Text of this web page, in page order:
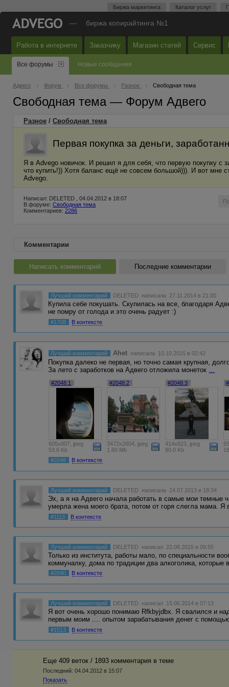
Биржа маркетинга Каталог услуг
— биржа копирайтинга №1
Работа в интернете Заказчику Магазин статей Сервис
Все форумы Новые сообщения
Адвего Форум Все форумы Разное Свободная тема
Свободная тема — Форум Адвего
Разное / Свободная тема
Первая покупка за деньги,
Я в Advego новичок. И решил я для себя, что первую покупку с
что купить!)) Хотя баланс ещё не совсем большой))). И вот мне
Advego.
Написал: DELETED , 04.04.2012 в 18:07
В форуме: Свободная тема
Комментариев: 2286
Комментарии
Написать комментарий Последние комментарии
Лучший комментарий DELETED написала 27.11.2014 в 21:00
Купила себе покушать. Скупилась на все, благодаря
не помру от голода и это очень радует :)
#1708 В контексте
Лучший комментарий Ahet написала 10.10.2015 в 02:42
Покупка далеко не первая, но точно самая крупная,
За лето с заработков на Адвего отложила монеток
#2048.1
605x807, jpeg
53.6 Kb
#2048.2
3472x2604, jpeg
1.60 Mb
#2048.3
414x623, jpeg
90.0 Kb
#2048
В контексте
Лучший комментарий DELETED написала 24.07.2013 в 18:34
Эх, а я на Адвего начала работать в самые мои темные
умерла жена моего брата, потом от горя слегла мама. Я
#1113 В контексте
Лучший комментарий DELETED написал 22.08.2015 в 09:55
Только из института, работы мало, по специальности
коммуналку, дома по традиции два алкоголика, которые
#2040 В контексте
Лучший комментарий DELETED написал 15.06.2014 в 07:13
Я вот очень хорошо понимаю Rfkbyjdbx. Я свалился и
первым моим .... опытом зарабатывания денег с
#1513 В контексте
Еще 409 веток / 1893 комментария в темe
Последний: 04.04.2012 в 15:07
Показать